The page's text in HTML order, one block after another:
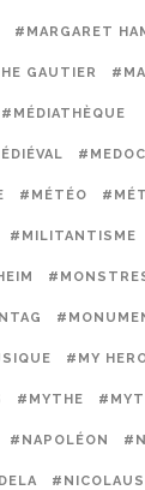
#MARGARET
GAUTIER
#MÉDIATHÈQUE
#MEDOC
#MÉTÉO
#MILITANTISME
#MY
#MYTHE
#NAPOLÉON
#NICOLAUS